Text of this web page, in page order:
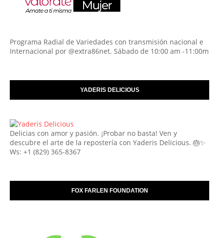
Programa Radial de Variedades con transmisión nacional e
Internacional por @extra86net. Sábado de 10:00 am -11:00m
YADERIS DELICIOUS
Delicias con amor y pasión. ¡Probar no basta! Ven y
descubre el arte de la repostería con Yaderis Delicious. 🎂✨
Ws: +1 (829) 365-8367
FOX FARLEN FOUNDATION